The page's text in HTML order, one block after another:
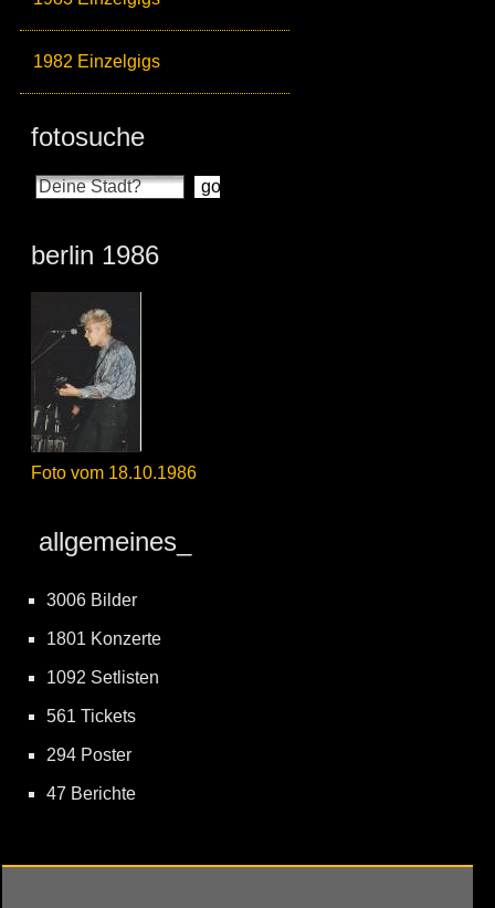
1982 Einzelgigs
fotosuche
berlin 1986
Foto vom 18.10.1986
allgemeines_
3006 Bilder
1801 Konzerte
1092 Setlisten
561 Tickets
294 Poster
47 Berichte